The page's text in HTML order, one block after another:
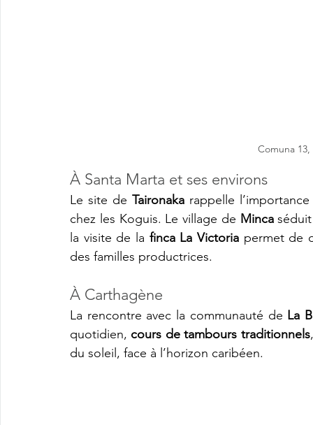
Comuna
À Santa Marta et ses environs
Le site de Taironaka rappelle
chez les Koguis. Le village de Minca séduit
la visite de la finca La Victoria permet de
des familles productrices.
À Carthagène
La rencontre avec la communauté de La
quotidien, cours de tambours traditionnels
du soleil, face à l’horizon caribéen.